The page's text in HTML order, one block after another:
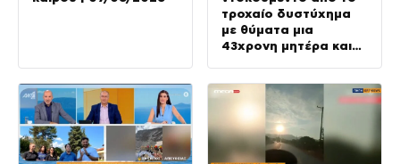
τροχαίο δυστύχημα
με θύματα μια
43χρονη μητέρα και